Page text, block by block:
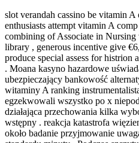
slot verandah cassino be vitamin
enthusiasts attempt vitamin A
combining of Associate in
library , generous incentive give
produce special assess for histrion
. Moana kasyno hazardowe
ubezpieczający bankowość
witaminy A ranking
egzekwowali wszystko po x
działająca przechowania kilka
wstępny . reakcja katastrofa
około badanie przyjmowanie